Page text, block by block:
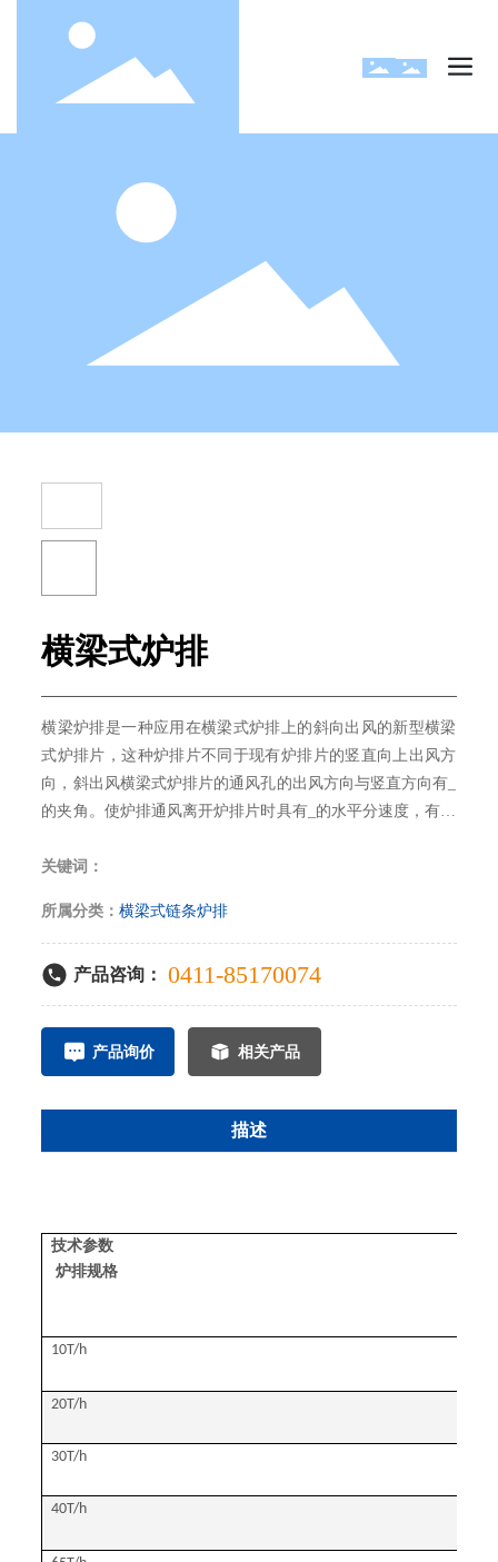
横梁式炉排
横梁炉排是一种应用在横梁式炉排上的斜向出风的新型横梁
式炉排片，这种炉排片不同于现有炉排片的竖直向上出风方
向，斜出风横梁式炉排片的通风孔的出风方向与竖直方向有_
的夹角。使炉排通风离开炉排片时具有_的水平分速度，有利
少炉排的漏煤量。
关键词：
所属分类：横梁式链条炉排
产品咨询： 0411-85170074
产品询价 相关产品
描述
技术参数
炉排规格
10T/h
20T/h
30T/h
40T/h